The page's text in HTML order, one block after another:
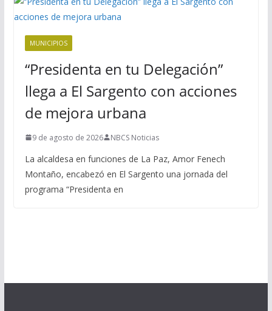
MUNICIPIOS
“Presidenta en tu Delegación”
llega a El Sargento con acciones
de mejora urbana
9 de agosto de 2026 NBCS Noticias
La alcaldesa en funciones de La Paz, Amor Fenech
Montaño, encabezó en El Sargento una jornada del
programa “Presidenta en